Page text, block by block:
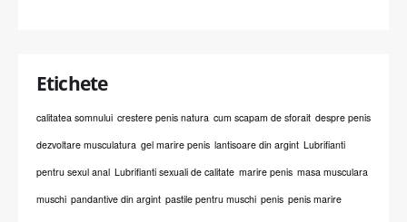
Etichete
calitatea somnului crestere penis natura cum scapam de sforait despre penis
dezvoltare musculatura gel marire penis lantisoare din argint Lubrifianti
pentru sexul anal Lubrifianti sexuali de calitate marire penis masa musculara
muschi pandantive din argint pastile pentru muschi penis penis marire